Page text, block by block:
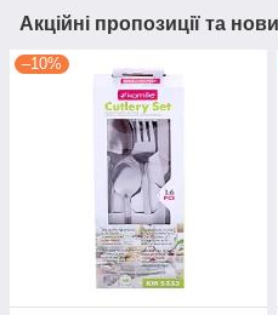
Акційні пропозиції та
–10%